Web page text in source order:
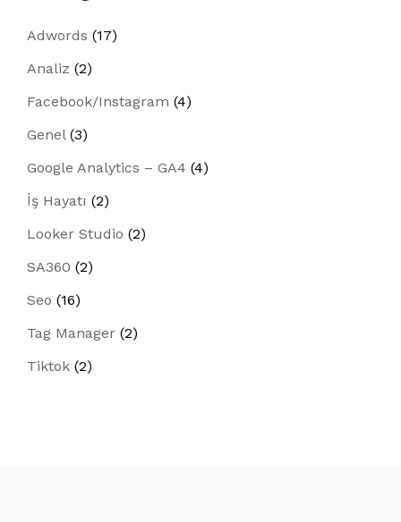
Adwords (17)
Analiz (2)
Facebook/Instagram (4)
Genel(3)
Google Analytics – GA4 (4)
İş Hayatı (2)
Looker Studio (2)
SA360 (2)
Seo (16)
Tag Manager (2)
Tiktok (2)